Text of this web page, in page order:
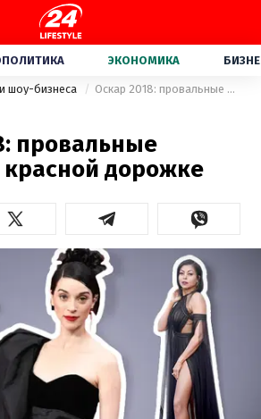
ЭКОНОМИКА
шоу-бизнеса Оскар 2018: провальные образы на красной дорожке
провальные
дорожке